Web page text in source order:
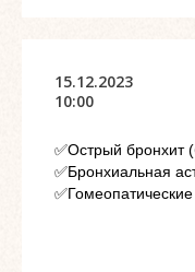
15.12.2023
10:00
✅Острый бронхит
✅Бронхиальная